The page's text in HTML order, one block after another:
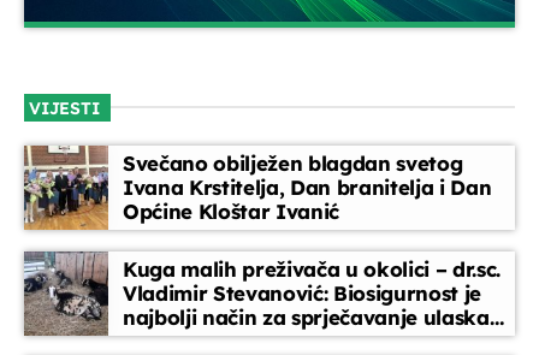
Blok dobre glazbe donosi lagane ritmove, domaće i strane
pjesme koje prate vaše svakodnevne trenutke
VIJESTI
Svečano obilježen blagdan svetog
Ivana Krstitelja, Dan branitelja i Dan
Općine Kloštar Ivanić
Kuga malih preživača u okolici – dr.sc.
Vladimir Stevanović: Biosigurnost je
najbolji način za sprječavanje ulaska
bolesti